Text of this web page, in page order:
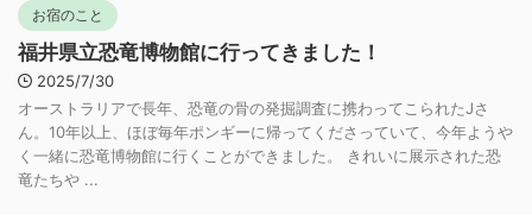
お宿のこと
福井県立恐竜博物館に行ってきました！
2025/7/30
オーストラリアで長年、恐竜の骨の発掘調査に携わってこられたJさ
ん。10年以上、ほぼ毎年ポンギーに帰ってくださっていて、今年ようや
く一緒に恐竜博物館に行くことができました。 きれいに展示された恐
竜たちや ...